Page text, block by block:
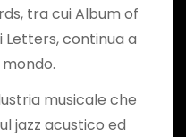
tra cui Album of
Letters, continua a
musicale che
jazz acustico ed